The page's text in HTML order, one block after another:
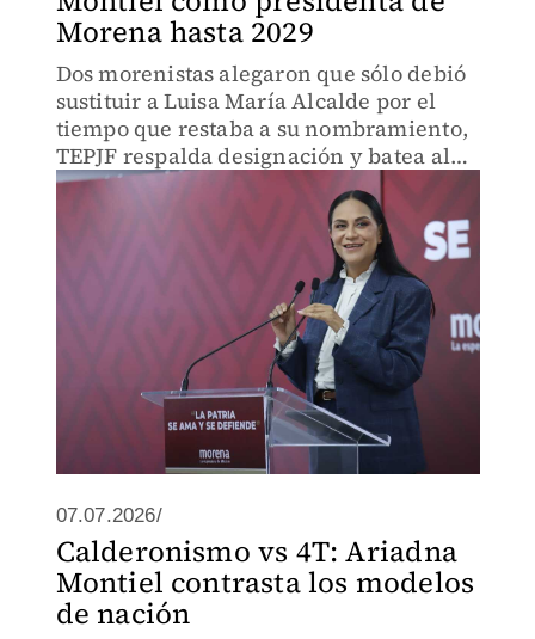
Morena hasta 2029
Dos morenistas alegaron que sólo debió
sustituir a Luisa María Alcalde por el
tiempo que restaba a su nombramiento,
TEPJF respalda designación y batea al
PRI por intentar entrometerse en nuevo
07.07.2026/
Calderonismo vs 4T: Ariadna
Montiel contrasta los modelos
de nación